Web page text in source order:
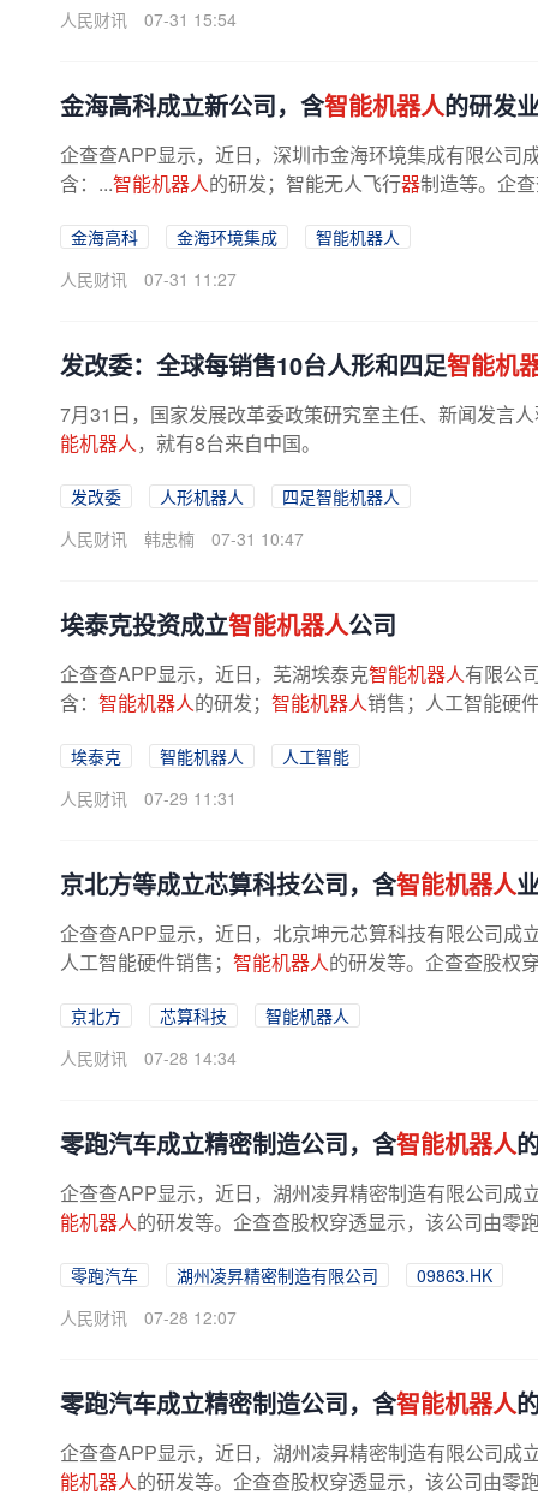
人民财讯
07-31 15:54
金海高科成立新公司，含智能机器人的研发
企查查APP显示，近日，深圳市金海环境集成有限公司
含：...智能机器人的研发；智能无人飞行器制造等。企
金海高科 金海环境集成
智能机器人
人民财讯
07-31 11:27
发改委：全球每销售10台人形和四足智能机
7月31日，国家发展改革委政策研究室主任、新闻发言
能机器人，就有8台来自中国。
发改委 人形机器人
四足智能机器人
人民财讯
韩忠楠 07-31 10:47
埃泰克投资成立智能机器人公司
企查查APP显示，近日，芜湖埃泰克智能机器人有限公
含： 智能机器人的研发； 智能机器人销售；人工智能硬
埃泰克 智能机器人
人工智能
人民财讯
07-29 11:31
京北方等成立芯算科技公司，含智能机器人
企查查APP显示，近日，北京坤元芯算科技有限公司成
人工智能硬件销售； 智能机器人的研发等。企查查股权
京北方 芯算科技
智能机器人
人民财讯
07-28 14:34
零跑汽车成立精密制造公司，含智能机器人
企查查APP显示，近日，湖州凌昇精密制造有限公司成
能机器人的研发等。企查查股权穿透显示，该公司由零
零跑汽车 湖州凌昇精密制造有限公司
09863.HK
人民财讯
07-28 12:07
零跑汽车成立精密制造公司，含智能机器人
企查查APP显示，近日，湖州凌昇精密制造有限公司成
能机器人的研发等。企查查股权穿透显示，该公司由零